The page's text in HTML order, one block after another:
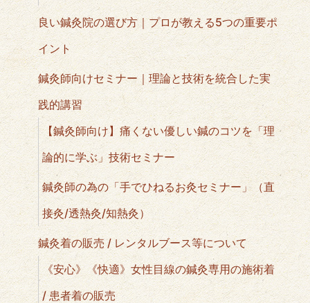
良い鍼灸院の選び方｜プロが教える5つの重要ポ
イント
鍼灸師向けセミナー｜理論と技術を統合した実
践的講習
【鍼灸師向け】痛くない優しい鍼のコツを「理
論的に学ぶ」技術セミナー
鍼灸師の為の「手でひねるお灸セミナー」（直
接灸/透熱灸/知熱灸）
鍼灸着の販売 / レンタルブース等について
《安心》《快適》女性目線の鍼灸専用の施術着
/ 患者着の販売